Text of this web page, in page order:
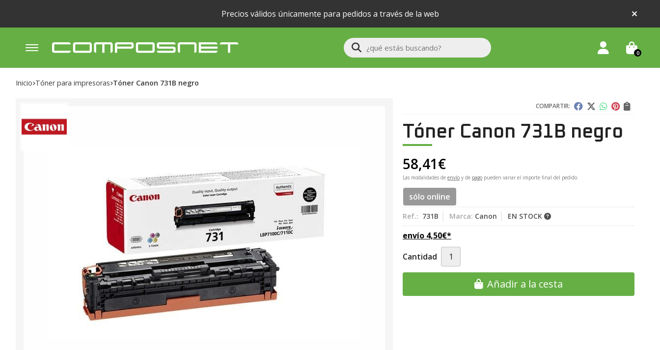
Precios válidos únicamente para pedidos a través de la web
Buscar 0
Inicio tóner para impresoras Tóner Canon 731B negro
COMPARTIR:
Tóner Canon 731B negro
58,41€
Las modalidades de envío y de pago pueden variar el importe final del pedido.
sólo online
Ref.: 731B Marca: Canon EN STOCK
envío 4,50€*
Cantidad
Añadir a la cesta